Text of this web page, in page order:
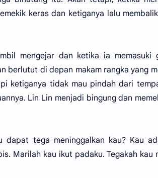
keras dan ketiganya lalu
mengejar dan ketika ia memasuki
berlutut di depan makam rangka yang
ketiganya tidak mau pindah dari
Lin Lin menjadi bingung dan
dapat tega meninggalkan kau? Kau
Marilah kau ikut padaku. Tegakah kau